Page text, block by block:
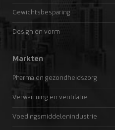
Gewichtsbesparing
Design en vorm
Markten
Pharma en gezondheidszorg
Verwarming en ventilatie
Voedingsmiddelenindustrie